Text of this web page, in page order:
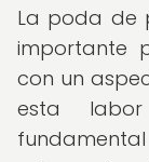
La poda de
importante
con un
esta